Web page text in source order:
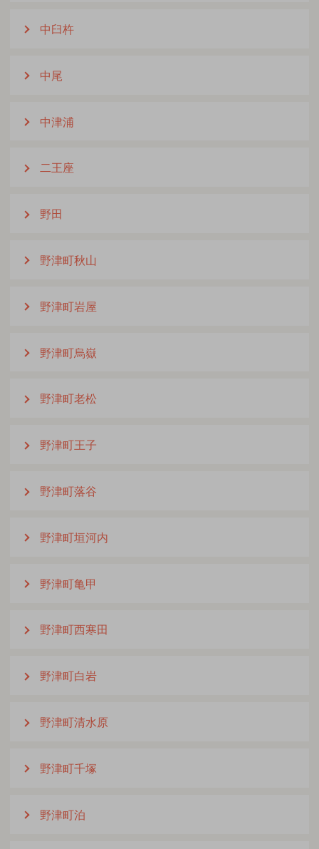
中臼杵
中尾
中津浦
二王座
野田
野津町秋山
野津町岩屋
野津町烏嶽
野津町老松
野津町王子
野津町落谷
野津町垣河内
野津町亀甲
野津町西寒田
野津町白岩
野津町清水原
野津町千塚
野津町泊